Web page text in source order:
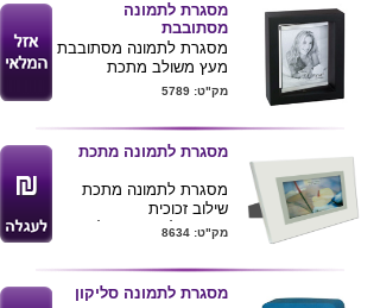
מסגרת לתמונה
מסתובבת
מסגרת לתמונה מסתובבת
מעץ משולב מתכת
המסגרת מגיעה בצבעים
4*6
אפשר להדפיס או לחרוט
ע"ג המסגרת
מק"ט: 5789
מסגרת לתמונה מתכת
מסגרת לתמונה מתכת
שילוב זכוכית
מתאים לתמונה גודל
גודל מוצר 20.5*24.5
ניתן להדפיס לוגו של
הלקוח
מק"ט: 8634
מסגרת לתמונה סליקון